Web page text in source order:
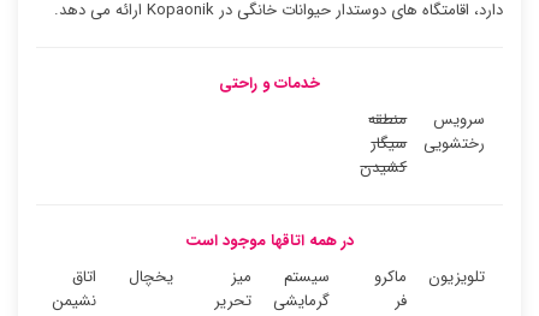
دارد، اقامتگاه های دوستدار حیوانات خانگی در Kopaonik ارائه می دهد.
خدمات و راحتی
سرویس
رختشویی
منطقه
سیگار
کشیدن
در همه اتاقها موجود است
تلویزیون
ماکرو
فر
سیستم
گرمایشی
میز
تحریر
یخچال
اتاق
نشیمن